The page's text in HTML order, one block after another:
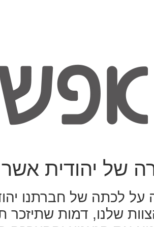
של יהודית
לכתה של חברתנו
שלנו, דמות שתיזכר